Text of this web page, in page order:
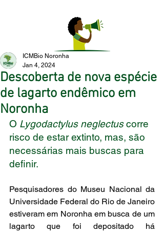
Descoberta de nova espécie
de lagarto endêmico em
Noronha
ICMBio Noronha
Jan 4, 2024
O Lygodactylus neglectus corre
risco de estar extinto, mas, são
necessárias mais buscas para
definir.
Pesquisadores do Museu Nacional da
Universidade Federal do Rio de Janeiro
estiveram em Noronha em busca de um
lagarto que foi depositado há